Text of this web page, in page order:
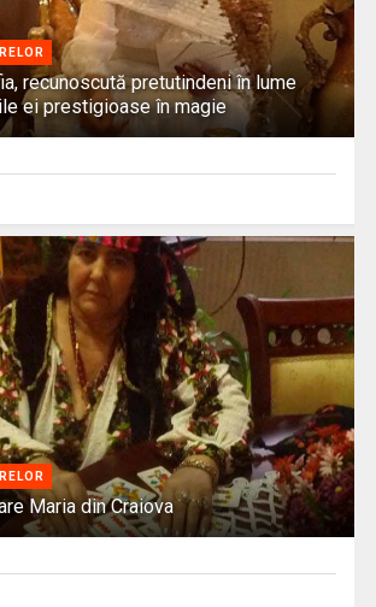
recunoscută pretutindeni în lume
ei prestigioase în magie
Maria din Craiova